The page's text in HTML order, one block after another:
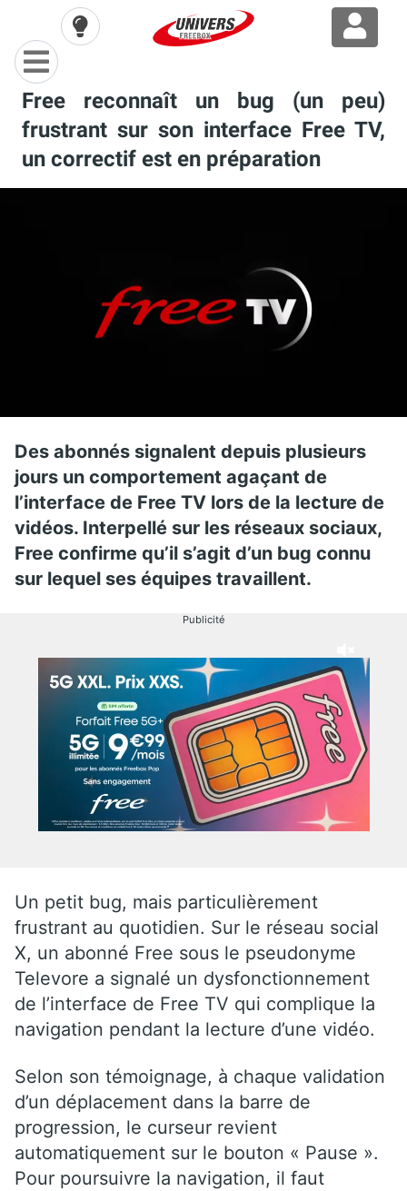
Free reconnaît un bug (un peu)
frustrant sur son interface Free TV,
un correctif est en préparation
Des abonnés signalent depuis plusieurs
jours un comportement agaçant de
l’interface de Free TV lors de la lecture de
vidéos. Interpellé sur les réseaux sociaux,
Free confirme qu’il s’agit d’un bug connu
sur lequel ses équipes travaillent.
Publicité
Un petit bug, mais particulièrement
frustrant au quotidien. Sur le réseau social
X, un abonné Free sous le pseudonyme
Televore a signalé un dysfonctionnement
de l’interface de Free TV qui complique la
navigation pendant la lecture d’une vidéo.
Selon son témoignage, à chaque validation
d’un déplacement dans la barre de
progression, le curseur revient
automatiquement sur le bouton « Pause ».
Pour poursuivre la navigation, il faut